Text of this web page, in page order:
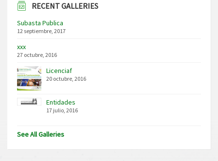
RECENT GALLERIES
Subasta Publica
12 septiembre, 2017
xxx
27 octubre, 2016
Licenciaf
20 octubre, 2016
Entidades
17 julio, 2016
See All Galleries